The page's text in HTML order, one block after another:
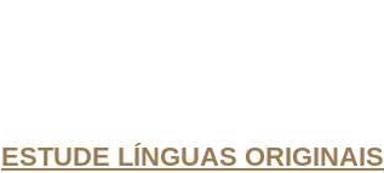
ESTUDE LÍNGUAS ORIGINAIS